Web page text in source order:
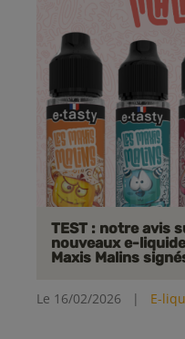
TEST : notre avis
nouveaux e-
Maxis Malins
Le 16/02/2026 | E-